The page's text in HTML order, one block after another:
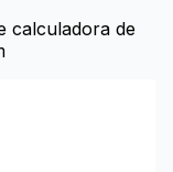
calculadora de